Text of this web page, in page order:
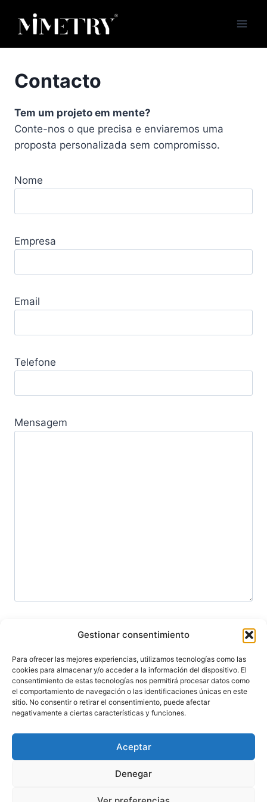
Gestionar consentimiento
Para ofrecer las mejores experiencias, utilizamos tecnologías como las
cookies para almacenar y/o acceder a la información del dispositivo. El
consentimiento de estas tecnologías nos permitirá procesar datos como
el comportamiento de navegación o las identificaciones únicas en este
sitio. No consentir o retirar el consentimiento, puede afectar
negativamente a ciertas características y funciones.
Aceptar
Denegar
Contacto
Tem um projeto em mente?
Conte-nos o que precisa e enviaremos uma
proposta personalizada sem compromisso.
Nome
Empresa
Email
Telefone
Mensagem
Política de Cookies